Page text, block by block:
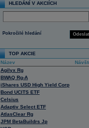
HLEDÁNÍ V AKCIÍCH
Odeslat
Pokročilé hledání
TOP AKCIE
Název
Agilyx Rg
BWAQ Rg-A
iShares USD High Yield Corp
Bond UCITS ETF
Celsius
Adaptiv Select ETF
AtlasClear Rg
JPM BetaBuildrs Jp